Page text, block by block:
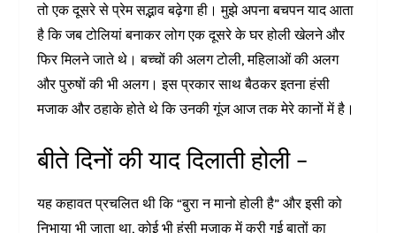
तो एक दूसरे से प्रेम सद्भाव बढ़ेगा ही। मुझे अपना बचपन याद आता
है कि जब टोलियां बनाकर लोग एक दूसरे के घर होली खेलने और
फिर मिलने जाते थे। बच्चों की अलग टोली, महिलाओं की अलग
और पुरुषों की भी अलग। इस प्रकार साथ बैठकर इतना हंसी
मजाक और ठहाके होते थे कि उनकी गूंज आज तक मेरे कानों में है।
बीते दिनों की याद दिलाती होली –
यह कहावत प्रचलित थी कि “बुरा न मानो होली है” और इसी को
निभाया भी जाता था, कोई भी हंसी मजाक में करी गई बातों का